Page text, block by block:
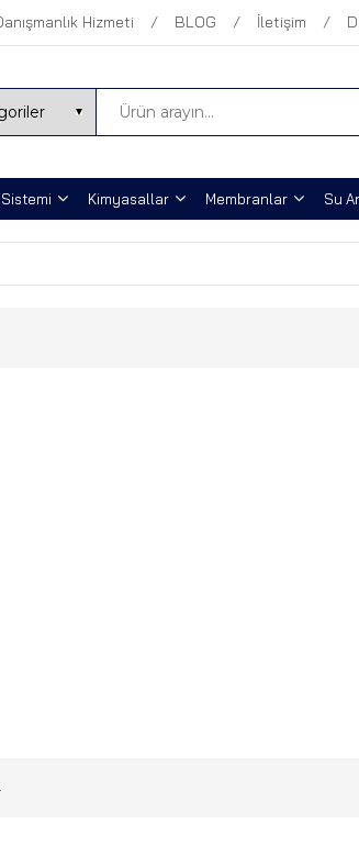
Hizmeti BLOG İletişim
Sistemi Kimyasallar Membranlar Su